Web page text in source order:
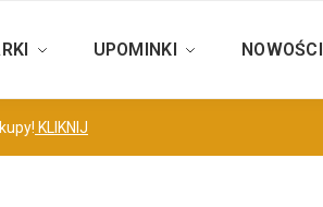
UPOMINKI NOWOŚCI
KLIKNIJ